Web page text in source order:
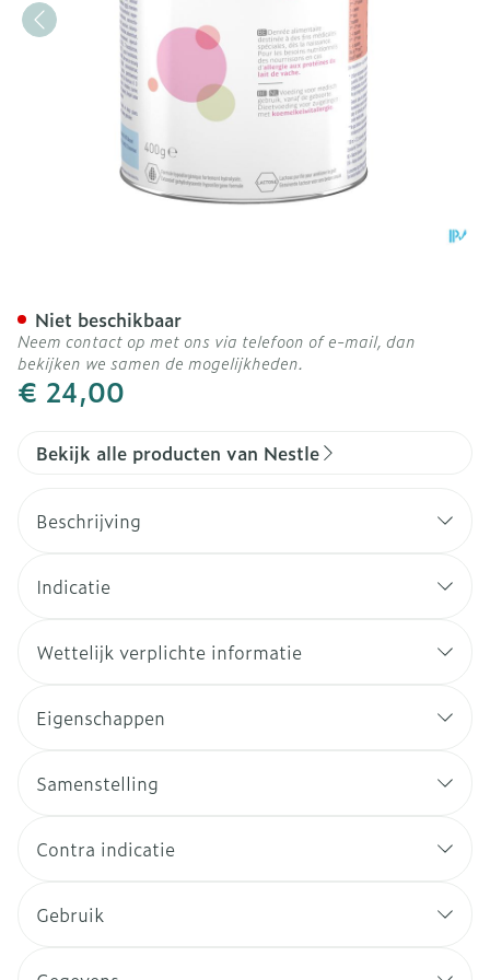
€ 24,00
Niet beschikbaar
Neem contact op met ons via telefoon of e-mail, dan
bekijken we samen de mogelijkheden.
Bekijk alle producten van Nestle
Beschrijving
Indicatie
Wettelijk verplichte informatie
Eigenschappen
Samenstelling
Contra indicatie
Gebruik